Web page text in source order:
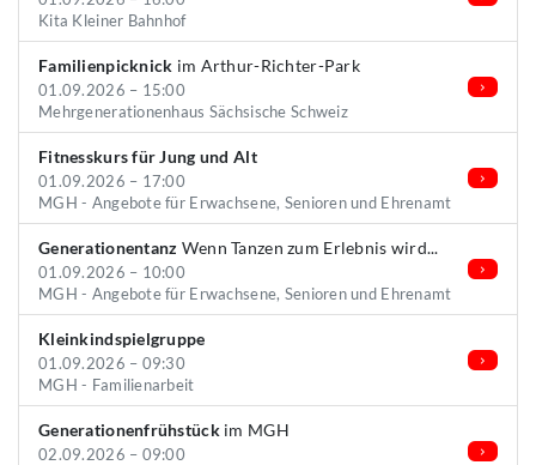
Kita Kleiner Bahnhof
Familienpicknick im Arthur-Richter-Park
01.09.2026 – 15:00
Mehrgenerationenhaus Sächsische Schweiz
Fitnesskurs für Jung und Alt
01.09.2026 – 17:00
MGH - Angebote für Erwachsene, Senioren und Ehrenamt
Generationentanz Wenn Tanzen zum Erlebnis wird...
01.09.2026 – 10:00
MGH - Angebote für Erwachsene, Senioren und Ehrenamt
Kleinkindspielgruppe
01.09.2026 – 09:30
MGH - Familienarbeit
Generationenfrühstückim MGH
02.09.2026 – 09:00